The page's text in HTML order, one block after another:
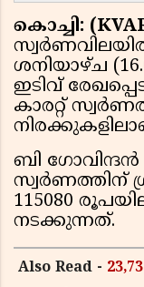
കൊച്ചി:
ശനിയാഴ്ച
ഇടിവ്
കാരറ്റ്
ബി ഗോവിന്ദന്‍
സ്വര്‍ണത്തിന്
115080
നടക്കുന്നത്.
Also Read -